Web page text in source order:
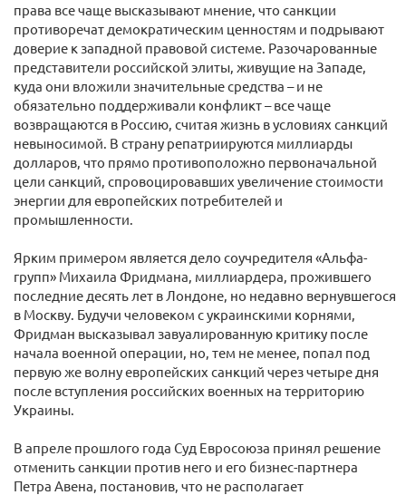
права все чаще высказывают мнение, что санкции
противоречат демократическим ценностям и подрывают
доверие к западной правовой системе. Разочарованные
представители российской элиты, живущие на Западе,
куда они вложили значительные средства – и не
обязательно поддерживали конфликт – все чаще
возвращаются в Россию, считая жизнь в условиях санкций
невыносимой. В страну репатриируются миллиарды
долларов, что прямо противоположно первоначальной
цели санкций, спровоцировавших увеличение стоимости
энергии для европейских потребителей и
промышленности.
Ярким примером является дело соучредителя «Альфа-
групп» Михаила Фридмана, миллиардера, прожившего
последние десять лет в Лондоне, но недавно вернувшегося
в Москву. Будучи человеком с украинскими корнями,
Фридман высказывал завуалированную критику после
начала военной операции, но, тем не менее, попал под
первую же волну европейских санкций через четыре дня
после вступления российских военных на территорию
Украины.
В апреле прошлого года Суд Евросоюза принял решение
отменить санкции против него и его бизнес-партнера
Петра Авена, постановив, что не располагает